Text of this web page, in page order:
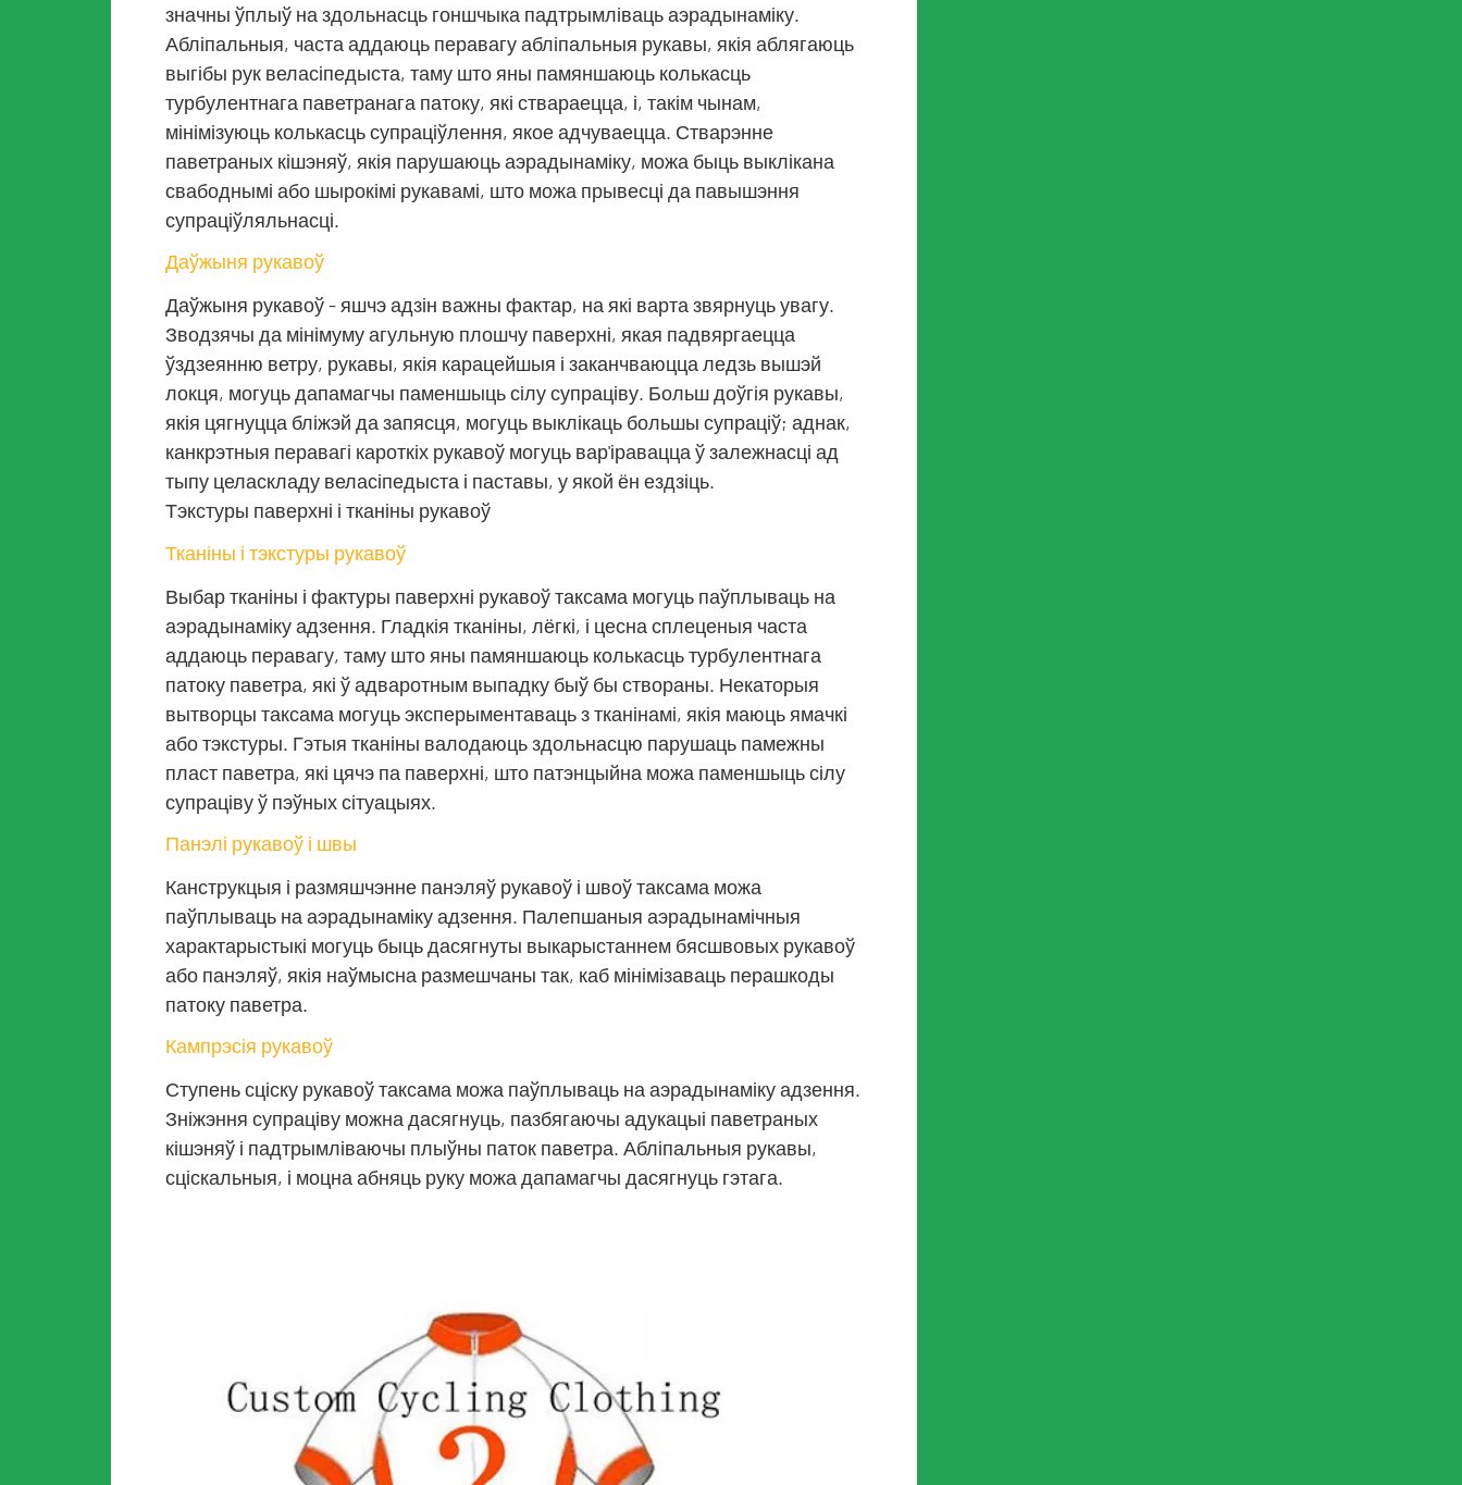
значны ўплыў на здольнасць гоншчыка падтрымліваць аэрадынаміку.
Абліпальныя, часта аддаюць перавагу абліпальныя рукавы, якія аблягаюць
выгібы рук веласіпедыста, таму што яны памяншаюць колькасць
турбулентнага паветранага патоку, які ствараецца, і, такім чынам,
мінімізуюць колькасць супраціўлення, якое адчуваецца. Стварэнне
паветраных кішэняў, якія парушаюць аэрадынаміку, можа быць выклікана
свабоднымі або шырокімі рукавамі, што можа прывесці да павышэння
супраціўляльнасці.
Даўжыня рукавоў
Даўжыня рукавоў - яшчэ адзін важны фактар, на які варта звярнуць увагу.
Зводзячы да мінімуму агульную плошчу паверхні, якая падвяргаецца
ўздзеянню ветру, рукавы, якія карацейшыя і заканчваюцца ледзь вышэй
локця, могуць дапамагчы паменшыць сілу супраціву. Больш доўгія рукавы,
якія цягнуцца бліжэй да запясця, могуць выклікаць большы супраціў; аднак,
канкрэтныя перавагі кароткіх рукавоў могуць вар'іравацца ў залежнасці ад
тыпу целаскладу веласіпедыста і паставы, у якой ён ездзіць.
Тэкстуры паверхні і тканіны рукавоў
Тканіны і тэкстуры рукавоў
Выбар тканіны і фактуры паверхні рукавоў таксама могуць паўплываць на
аэрадынаміку адзення. Гладкія тканіны, лёгкі, і цесна сплеценыя часта
аддаюць перавагу, таму што яны памяншаюць колькасць турбулентнага
патоку паветра, які ў адваротным выпадку быў бы створаны. Некаторыя
вытворцы таксама могуць эксперыментаваць з тканінамі, якія маюць ямачкі
або тэкстуры. Гэтыя тканіны валодаюць здольнасцю парушаць памежны
пласт паветра, які цячэ па паверхні, што патэнцыйна можа паменшыць сілу
супраціву ў пэўных сітуацыях.
Панэлі рукавоў і швы
Канструкцыя і размяшчэнне панэляў рукавоў і швоў таксама можа
паўплываць на аэрадынаміку адзення. Палепшаныя аэрадынамічныя
характарыстыкі могуць быць дасягнуты выкарыстаннем бясшвовых рукавоў
або панэляў, якія наўмысна размешчаны так, каб мінімізаваць перашкоды
патоку паветра.
Кампрэсія рукавоў
Ступень сціску рукавоў таксама можа паўплываць на аэрадынаміку адзення.
Зніжэння супраціву можна дасягнуць, пазбягаючы адукацыі паветраных
кішэняў і падтрымліваючы плыўны паток паветра. Абліпальныя рукавы,
сціскальныя, і моцна абняць руку можа дапамагчы дасягнуць гэтага.